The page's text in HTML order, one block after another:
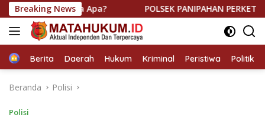
Langsung
ke
konten
Breaking News
Ada Apa? POLSEK PANIPAHAN PERKETAT KRYD
HomeBerita Daerah Hukum Kriminal Peristiwa Politik
Beranda Polisi
Polisi